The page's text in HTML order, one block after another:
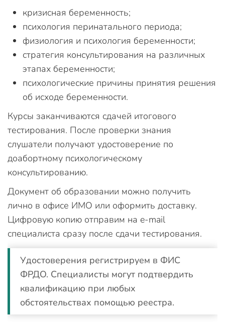
кризисная беременность;
психология перинатального периода;
физиология и психология беременности;
стратегия консультирования на различных
этапах беременности;
психологические причины принятия решения
об исходе беременности.
Курсы заканчиваются сдачей итогового
тестирования. После проверки знания
слушатели получают удостоверение по
доабортному психологическому
консультированию.
Документ об образовании можно получить
лично в офисе ИМО или оформить доставку.
Цифровую копию отправим на e-mail
специалиста сразу после сдачи тестирования.
Удостоверения регистрируем в ФИС
ФРДО. Специалисты могут подтвердить
квалификацию при любых
обстоятельствах помощью реестра.